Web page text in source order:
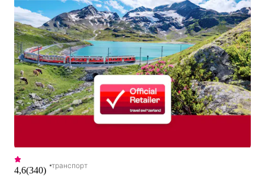
4,6(340) транспорт